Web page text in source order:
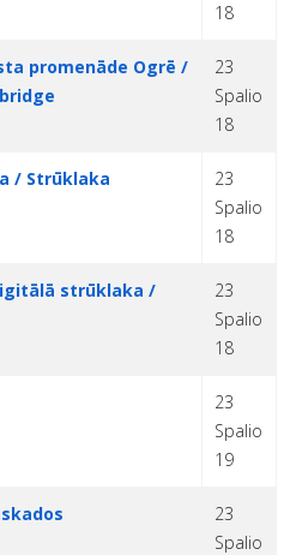
18
promenāde Ogrē /
23
Spalio
18
/ Strūklaka
23
Spalio
18
strūklaka /
23
Spalio
18
23
Spalio
19
23
Spalio